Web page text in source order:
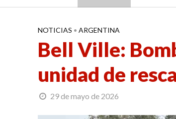
NOTICIAS • ARGENTINA
Bell Ville:
unidad de
29 de mayo de 2026